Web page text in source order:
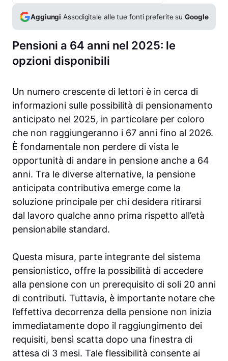
Aggiungi Assodigitale alle tue fonti preferite suGoogle
Pensioni a 64 anni nel 2025: le
opzioni disponibili
Un numero crescente di lettori è in cerca di
informazioni sulle possibilità di pensionamento
anticipato nel 2025, in particolare per coloro
che non raggiungeranno i 67 anni fino al 2026.
È fondamentale non perdere di vista le
opportunità di andare in pensione anche a 64
anni. Tra le diverse alternative, la pensione
anticipata contributiva emerge come la
soluzione principale per chi desidera ritirarsi
dal lavoro qualche anno prima rispetto all’età
pensionabile standard.
Questa misura, parte integrante del sistema
pensionistico, offre la possibilità di accedere
alla pensione con un prerequisito di soli 20 anni
di contributi. Tuttavia, è importante notare che
l’effettiva decorrenza della pensione non inizia
immediatamente dopo il raggiungimento dei
requisiti, bensì scatta dopo una finestra di
attesa di 3 mesi. Tale flessibilità consente ai